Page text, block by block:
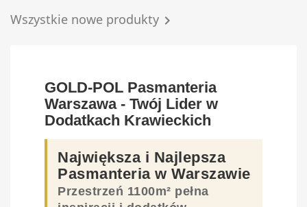
Wszystkie nowe produkty 
GOLD-POL Pasmanteria
Warszawa - Twój Lider w
Dodatkach Krawieckich
Największa i Najlepsza
Pasmanteria w Warszawie
Przestrzeń 1100m² pełna